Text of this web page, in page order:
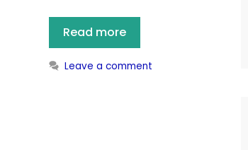
Read more
Leave a comment